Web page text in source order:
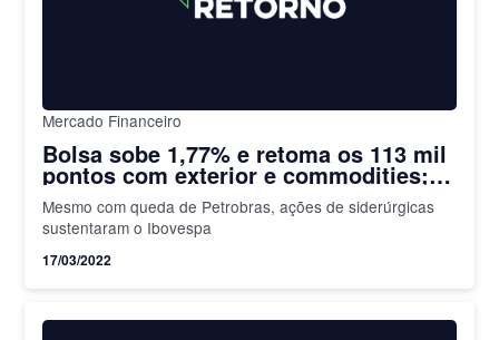
Mercado Financeiro
Bolsa sobe 1,77% e retoma os 113 mil
pontos com exterior e commodities;
dólar cai 1,13%
Mesmo com queda de Petrobras, ações de siderúrgicas
sustentaram o Ibovespa
17/03/2022